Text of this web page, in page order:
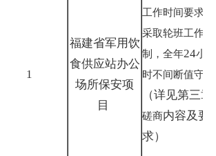
1
福建省军用饮
食供应站办公
场所保安项
目
工作时间要求：
采取轮班工作
制，全年24小
时不间断值守。
（详见第三章
磋商内容及要
求）